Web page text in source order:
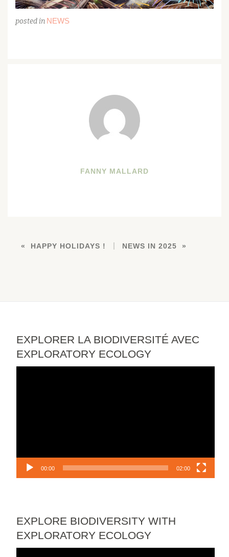
posted in NEWS
FANNY MALLARD
HAPPY HOLIDAYS ! NEWS IN 2025
EXPLORER LA BIODIVERSITÉ AVEC
EXPLORATORY ECOLOGY
00:00 02:00
EXPLORE BIODIVERSITY WITH
EXPLORATORY ECOLOGY